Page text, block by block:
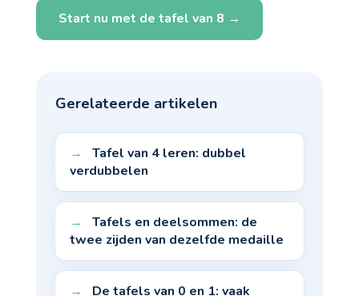
Start nu met de tafel van 8 →
Gerelateerde artikelen
Tafel van 4 leren: dubbel
verdubbelen
Tafels en deelsommen: de
twee zijden van dezelfde medaille
De tafels van 0 en 1: vaak